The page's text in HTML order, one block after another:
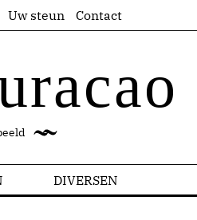
Uw steun Contact
DIVERSEN